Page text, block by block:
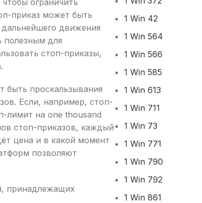
ограничить
приказ может быть
движения
полезным для
стоп-приказы,
быть проскальзывания
Если, например, стоп-
лимит на one thousand
стоп-приказов, каждый
цена и в какой момент
позволяют
принадлежащих
1 Win 42
1 Win 564
1 Win 566
1 Win 585
1 Win 613
1 Win 711
1 Win 73
1 Win 771
1 Win 790
1 Win 792
1 Win 861